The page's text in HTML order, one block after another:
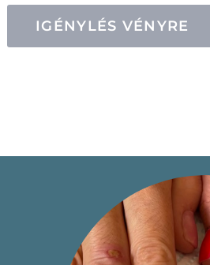
IGÉNYLÉS VÉNYRE